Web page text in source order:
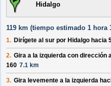
Hidalgo
119 km (tiempo estimado 1 hora
1. Dirígete al sur por Hidalgo hacia
2. Gira a la izquierda con dirección
160 7.1 km
3. Gira levemente a la izquierda